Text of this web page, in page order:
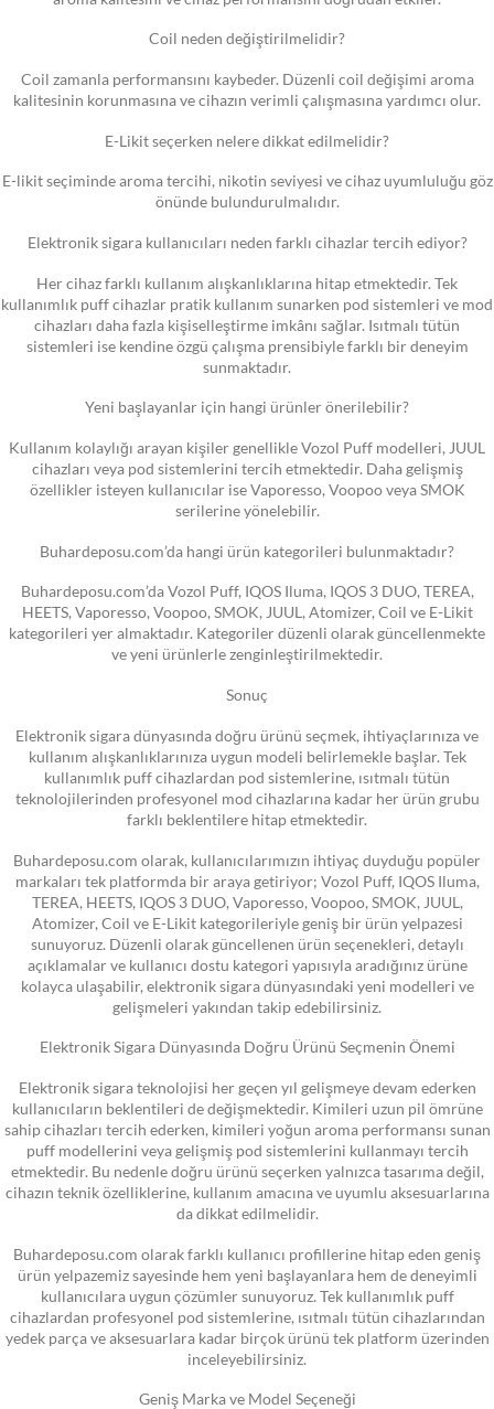
Coil neden değiştirilmelidir?
Coil zamanla performansını kaybeder. Düzenli coil değişimi aroma
kalitesinin korunmasına ve cihazın verimli çalışmasına yardımcı olur.
E-Likit seçerken nelere dikkat edilmelidir?
E-likit seçiminde aroma tercihi, nikotin seviyesi ve cihaz uyumluluğu göz
önünde bulundurulmalıdır.
Elektronik sigara kullanıcıları neden farklı cihazlar tercih ediyor?
Her cihaz farklı kullanım alışkanlıklarına hitap etmektedir. Tek
kullanımlık puff cihazlar pratik kullanım sunarken pod sistemleri ve mod
cihazları daha fazla kişiselleştirme imkânı sağlar. Isıtmalı tütün
sistemleri ise kendine özgü çalışma prensibiyle farklı bir deneyim
sunmaktadır.
Yeni başlayanlar için hangi ürünler önerilebilir?
Kullanım kolaylığı arayan kişiler genellikle Vozol Puff modelleri, JUUL
cihazları veya pod sistemlerini tercih etmektedir. Daha gelişmiş
özellikler isteyen kullanıcılar ise Vaporesso, Voopoo veya SMOK
serilerine yönelebilir.
Buhardeposu.com’da hangi ürün kategorileri bulunmaktadır?
Buhardeposu.com’da Vozol Puff, IQOS Iluma, IQOS 3 DUO, TEREA,
HEETS, Vaporesso, Voopoo, SMOK, JUUL, Atomizer, Coil ve E-Likit
kategorileri yer almaktadır. Kategoriler düzenli olarak güncellenmekte
ve yeni ürünlerle zenginleştirilmektedir.
Sonuç
Elektronik sigara dünyasında doğru ürünü seçmek, ihtiyaçlarınıza ve
kullanım alışkanlıklarınıza uygun modeli belirlemekle başlar. Tek
kullanımlık puff cihazlardan pod sistemlerine, ısıtmalı tütün
teknolojilerinden profesyonel mod cihazlarına kadar her ürün grubu
farklı beklentilere hitap etmektedir.
Buhardeposu.com olarak, kullanıcılarımızın ihtiyaç duyduğu popüler
markaları tek platformda bir araya getiriyor; Vozol Puff, IQOS Iluma,
TEREA, HEETS, IQOS 3 DUO, Vaporesso, Voopoo, SMOK, JUUL,
Atomizer, Coil ve E-Likit kategorileriyle geniş bir ürün yelpazesi
sunuyoruz. Düzenli olarak güncellenen ürün seçenekleri, detaylı
açıklamalar ve kullanıcı dostu kategori yapısıyla aradığınız ürüne
kolayca ulaşabilir, elektronik sigara dünyasındaki yeni modelleri ve
gelişmeleri yakından takip edebilirsiniz.
Elektronik Sigara Dünyasında Doğru Ürünü Seçmenin Önemi
Elektronik sigara teknolojisi her geçen yıl gelişmeye devam ederken
kullanıcıların beklentileri de değişmektedir. Kimileri uzun pil ömrüne
sahip cihazları tercih ederken, kimileri yoğun aroma performansı sunan
puff modellerini veya gelişmiş pod sistemlerini kullanmayı tercih
etmektedir. Bu nedenle doğru ürünü seçerken yalnızca tasarıma değil,
cihazın teknik özelliklerine, kullanım amacına ve uyumlu aksesuarlarına
da dikkat edilmelidir.
Buhardeposu.com olarak farklı kullanıcı profillerine hitap eden geniş
ürün yelpazemiz sayesinde hem yeni başlayanlara hem de deneyimli
kullanıcılara uygun çözümler sunuyoruz. Tek kullanımlık puff
cihazlardan profesyonel pod sistemlerine, ısıtmalı tütün cihazlarından
yedek parça ve aksesuarlara kadar birçok ürünü tek platform üzerinden
inceleyebilirsiniz.
Geniş Marka ve Model Seçeneği